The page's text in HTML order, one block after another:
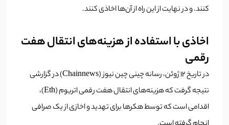
کنند. و در نهایت از این راه از آن‌ها اخاذی کنند.
اخاذی با استفاده از هزینه‌های انتقال هفت
رقمی
در تاریخ 12 ژوئن، رسانه چینی چین نیوز (Chainnews) در گزارشی
نتیجه گرفت که هزینه‌های انتقال هفت رقمی اتریوم (Eth)،
اقدامی است که توسط هکرها برای تهدید و اخازی از یک صرافی